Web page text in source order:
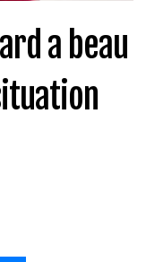
a beau